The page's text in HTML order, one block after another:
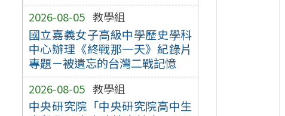
2026-08-05 教學組
國立嘉義女子高級中學歷史學科
中心辦理《終戰那一天》紀錄片
專題－被遺忘的台灣二戰記憶
2026-08-05 教學組
中央研究院「中央研究院高中生